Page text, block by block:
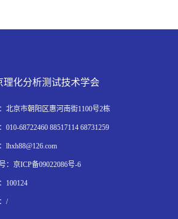
理化分析测试技术学会
北京市朝阳区惠河南街1100号2栋
010-68722460 88517114 68731259
lhxh88@126.com
：京ICP备09022086号-6
100124
/